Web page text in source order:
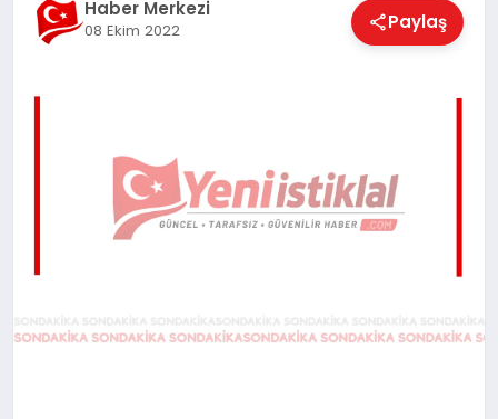
MAGAZIN
TEKNOLOJI
Haber Merkezi
08 Ekim 2022 Paylaş